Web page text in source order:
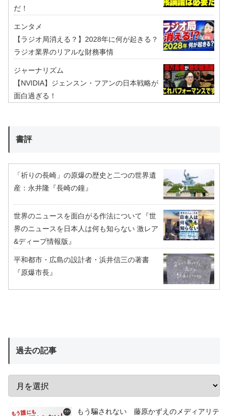
だ！
エンタメ
【ラジオ局消える？】2028年に何が起きる？
ラジオ業界のリアルな財務事情
ジャーナリズム
【NVIDIA】ジェンスン・フアンの日本戦略が
面白過ぎる！
書評
「祈りの長崎」の原爆の歴史と二つの世界遺
産：永井隆『長崎の鐘』
世界のニュースを面白がる作法について『世
界のニュースを日本人は何も知らない 激レア
&ディープ情報版』
平和都市・広島の設計者・浜井信三の著書
『原爆市長』
過去の記事
もう騙されない 藤原かずえのメディアリテ